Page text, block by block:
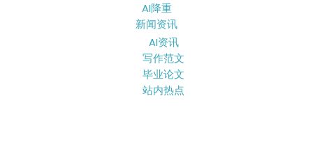
AI降重
新闻资讯
AI资讯
写作范文
毕业论文
站内热点